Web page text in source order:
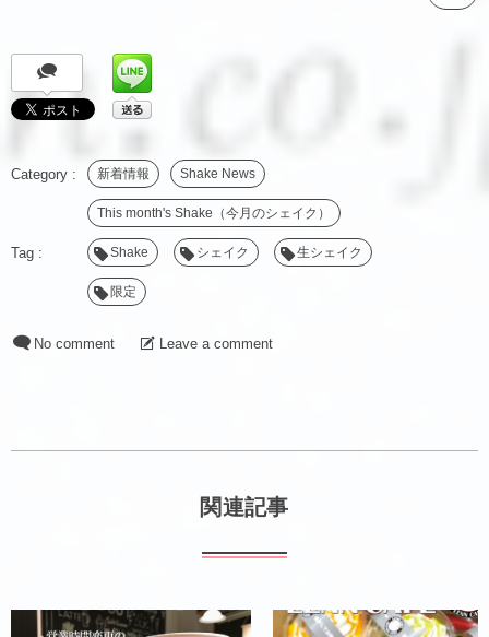
新着情報 Shake News
This month's Shake（今月のシェイク）
Shake シェイク 生シェイク
限定
No comment Leave a comment
関連記事